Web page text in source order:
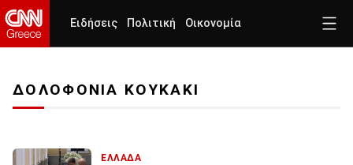
Ειδήσεις Πολιτική Οικονομία
ΔΟΛΟΦΟΝΙΑ ΚΟΥΚΑΚΙ
ΕΛΛΑΔΑ